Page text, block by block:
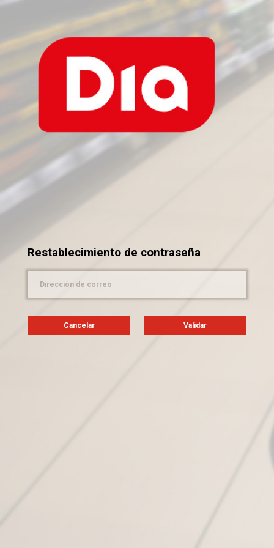
Restablecimiento de contraseña